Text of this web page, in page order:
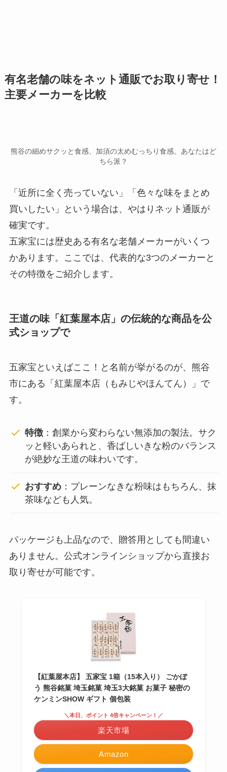
有名老舗の味をネット通販でお取り寄せ！
主要メーカーを比較
熊谷の細めサクッと食感、加須の太めむっちり食感。あなたはど
ちら派？
「近所に全く売っていない」「色々な味をまとめ
買いしたい」という場合は、やはりネット通販が
確実です。
五家宝には歴史ある有名な老舗メーカーがいくつ
かあります。ここでは、代表的な3つのメーカーと
その特徴をご紹介します。
王道の味「紅葉屋本店」の伝統的な商品を公
式ショップで
五家宝といえばここ！と名前が挙がるのが、熊谷
市にある「紅葉屋本店（もみじやほんてん）」で
す。
特徴 ：創業から変わらない無添加の製法。サク
ッと軽いあられと、香ばしいきな粉のバランス
が絶妙な王道の味わいです。
おすすめ ：プレーンなきな粉味はもちろん、抹
茶味なども人気。
パッケージも上品なので、贈答用としても間違い
ありません。公式オンラインショップから直接お
取り寄せが可能です。
【紅葉屋本店】 五家宝 1箱（15本入り） ごかぼ
う 熊谷銘菓 埼玉銘菓 埼玉3大銘菓 お菓子 秘密の
ケンミンSHOW ギフト 個包装
Amazon
＼本日、ポイント 4倍キャンペーン！／
楽天市場